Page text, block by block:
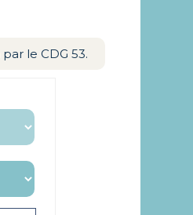
par le CDG 53.